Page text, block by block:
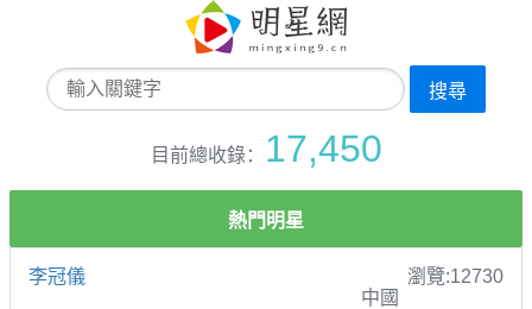
搜尋
目前總收錄： 17,450
熱門明星
李冠儀
瀏覽:12730
中國